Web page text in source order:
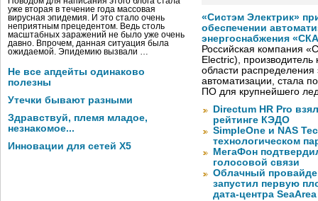
уже вторая в течение года массовая
вирусная эпидемия. И это стало очень
неприятным прецедентом. Ведь столь
масштабных заражений не было уже очень
давно. Впрочем, данная ситуация была
ожидаемой. Эпидемию вызвали …
Не все апдейты одинаково
полезны
Утечки бывают разными
Здравствуй, племя младое,
незнакомое...
Инновации для сетей X5
«Систэм Электрик»
обеспечении
энергоснабжения
Российская компания
Electric),
области распределения
автоматизации, стала
ПО для крупнейшего
Directum HR Pro
рейтинге КЭДО
SimpleOne и NAS
технологическом
МегаФон
голосовой связи
Облачный
запустил первую
дата-центра